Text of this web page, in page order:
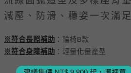
減壓、防滑、穩姿一次滿足
※符合長照補助 ：輪椅B款
※符合身障補助 ：輕量化量產型